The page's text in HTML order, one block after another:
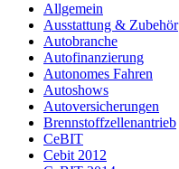
Allgemein
Ausstattung & Zubehör
Autobranche
Autofinanzierung
Autonomes Fahren
Autoshows
Autoversicherungen
Brennstoffzellenantrieb
CeBIT
Cebit 2012